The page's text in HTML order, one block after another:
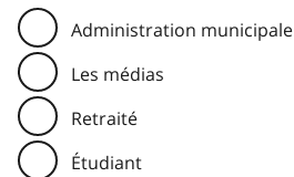
Administration municipale
Les médias
Retraité
Étudiant